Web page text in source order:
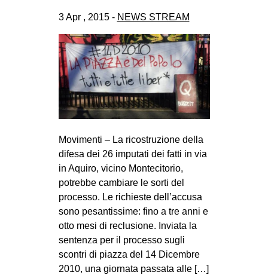
CSOA LAMBRETTA
MSM
STUDENTI TSUNAMI
ZAM
MOBILITAZIONI
SPAZI
SPORT POPOLARE
MOVIMENTI
AMBIENTE
ANTIFASCISMO
3 Apr , 2015 - NEWS STREAM
Movimenti – La ricostruzione della
difesa dei 26 imputati dei fatti in via
in Aquiro, vicino Montecitorio,
potrebbe cambiare le sorti del
processo. Le richieste dell’accusa
sono pesantissime: fino a tre anni e
otto mesi di reclusione. In­viata la
sen­tenza per il pro­cesso sugli
scon­tri di piazza del 14 Dicem­bre
2010, una gior­nata pas­sata alle […]